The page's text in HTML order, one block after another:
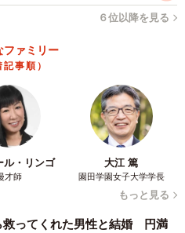
６位以降を見る
ファミリー
記事順）
ル・リンゴ
才師
大江 篤
園田学園女子大学学長
もっと見る
救ってくれた男性と結婚 円満